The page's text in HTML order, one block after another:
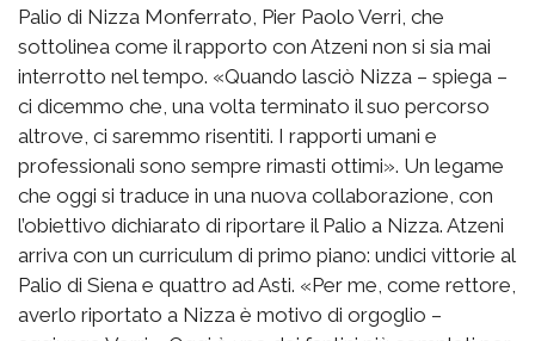
Palio di Nizza Monferrato, Pier Paolo Verri, che
sottolinea come il rapporto con Atzeni non si sia mai
interrotto nel tempo. «Quando lasciò Nizza – spiega –
ci dicemmo che, una volta terminato il suo percorso
altrove, ci saremmo risentiti. I rapporti umani e
professionali sono sempre rimasti ottimi». Un legame
che oggi si traduce in una nuova collaborazione, con
l’obiettivo dichiarato di riportare il Palio a Nizza. Atzeni
arriva con un curriculum di primo piano: undici vittorie al
Palio di Siena e quattro ad Asti. «Per me, come rettore,
averlo riportato a Nizza è motivo di orgoglio –